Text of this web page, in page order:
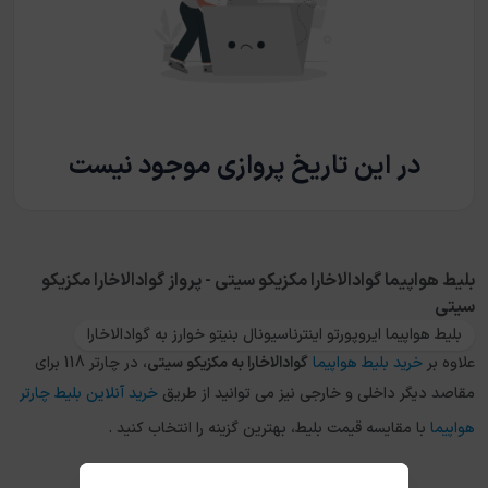
در این تاریخ پروازی موجود نیست
بلیط هواپیما گوادالاخارا مکزیکو سیتی - پرواز گوادالاخارا مکزیکو
سیتی
بلیط هواپیما ایروپورتو اینترناسیونال بنیتو خوارز به گوادالاخارا
علاوه بر خرید بلیط هواپیما گوادالاخارابهمکزیکو سیتی
، در چارتر 118 برای
مقاصد دیگر داخلی و خارجی نیز می توانید از طریق خرید آنلاین بلیط چارتر
هواپیما با مقایسه قیمت بلیط، بهترین گزینه را انتخاب کنید .